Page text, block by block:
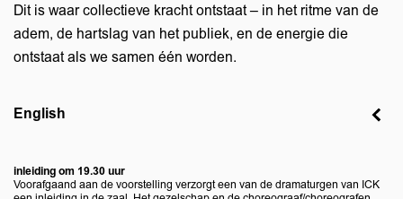
Dit is waar collectieve kracht ontstaat – in het ritme van de
adem, de hartslag van het publiek, en de energie die
ontstaat als we samen één worden.
English
inleiding om 19.30 uur
Voorafgaand aan de voorstelling verzorgt een van de dramaturgen van ICK
Zoom
in